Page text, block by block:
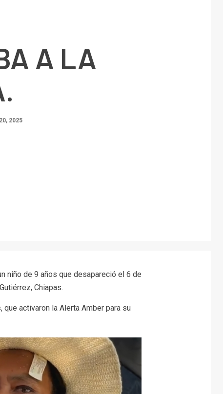
A LA
2025
niño de 9 años que desapareció el 6 de
Chiapas.
activaron la Alerta Amber para su